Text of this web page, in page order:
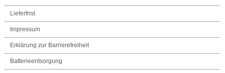
Lieferfrist
Impressum
Erklärung zur Barrierefreiheit
Batterieentsorgung